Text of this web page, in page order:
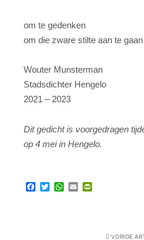
om te gedenken
om die zware stilte aan te gaan
Wouter Munsterman
Stadsdichter Hengelo
2021 – 2023
Dit gedicht is voorgedragen
op 4 mei in Hengelo.
Facebook
TwitterWhatsApp
Email
VORIGE